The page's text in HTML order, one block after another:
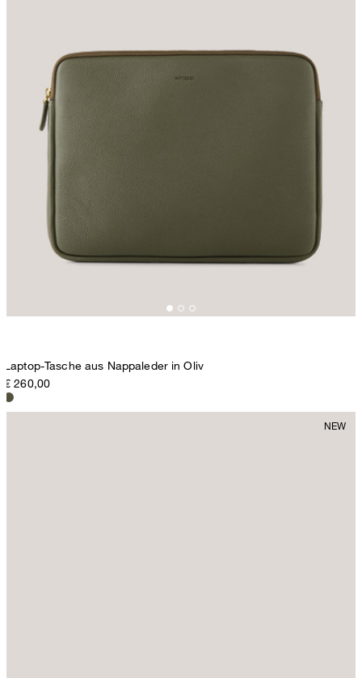
Laptop-Tasche aus Nappaleder in Oliv
€ 260,00